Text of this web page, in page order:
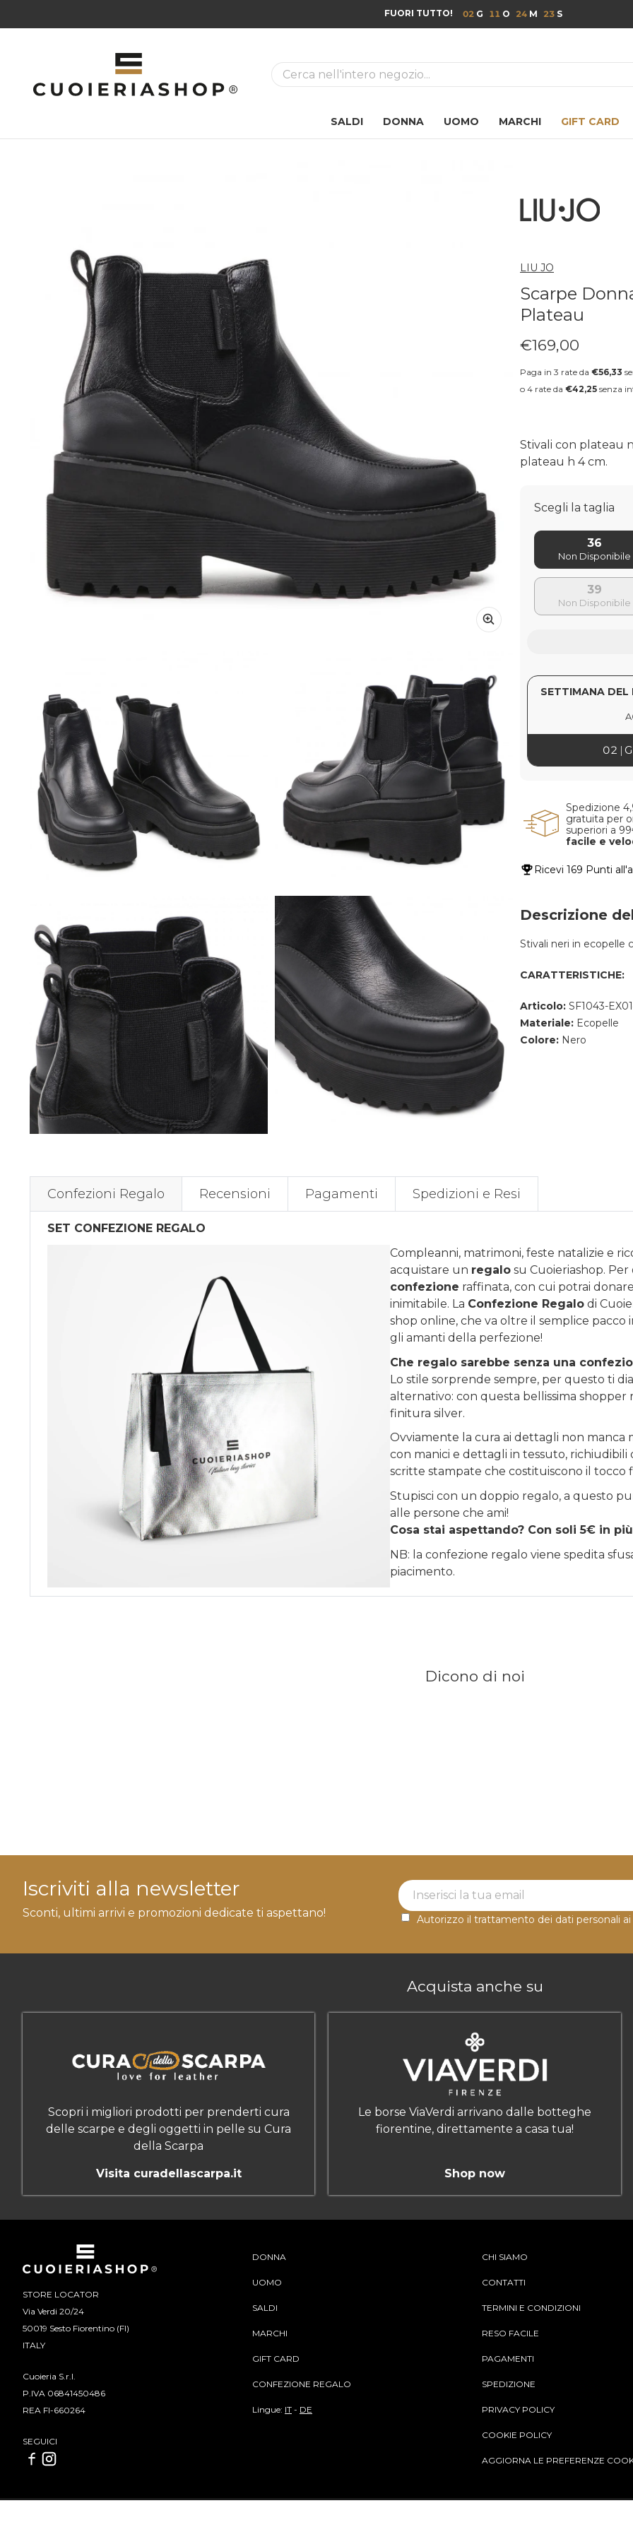
FUORI TUTTO! 02 11 24 22
La ricerca
SALDI DONNA UOMO MARCHI GIFT CARD
LIU JO
Scarpe
Plateau
Prezzo regolare
€169,00
Paga in 3 rate da €56,33
o 4 rate da €42,25 senza
Stivali con plateau
plateau h 4 cm.
Scegli la taglia
36
39
SETTIMANA
02
Spedizione
gratuita per
superiori a
facile e
Ricevi 169 Punti
Descrizione
Stivali neri in ecopelle
CARATTERISTICHE:
Articolo: SF1043-
Materiale: Ecopelle
Colore: Nero
Confezioni Regalo Recensioni Pagamenti Spedizioni e Resi
SET CONFEZIONE REGALO
Compleanni, matrimoni, feste natalizie e
acquistare un regalo su Cuoieriashop.
confezione raffinata, con cui potrai
inimitabile. La Confezione Regalo di
shop online, che va oltre il semplice
gli amanti della perfezione!
Che regalo sarebbe senza una
Lo stile sorprende sempre, per questo ti
alternativo: con questa bellissima
finitura silver.
Ovviamente la cura ai dettagli non manca
con manici e dettagli in tessuto,
scritte stampate che costituiscono il tocco
Stupisci con un doppio regalo, a questo
alle persone che ami!
Cosa stai aspettando? Con soli 5€ in
NB: la confezione regalo viene spedita
piacimento.
Dicono di noi
Iscriviti alla newsletter
Sconti, ultimi arrivi e promozioni dedicate ti aspettano!
Newsletter Label
Autorizzo il trattamento dei dati personali ai
Acquista anche su
Scopri i migliori prodotti per prenderti cura
delle scarpe e degli oggetti in pelle su Cura
della Scarpa
Visita curadellascarpa.it
Le borse ViaVerdi arrivano dalle botteghe
fiorentine, direttamente a casa tua!
Shop now
STORE LOCATOR
Via Verdi 20/24
50019 Sesto Fiorentino (FI)
ITALY
Cuoieria S.r.l.
P.IVA 06841450486
REA FI-660264
SEGUICI
DONNA
UOMO
SALDI
MARCHI
GIFT CARD
CONFEZIONE REGALO
Lingue: IT - DE
CHI SIAMO
CONTATTI
TERMINI E CONDIZIONI
RESO FACILE
PAGAMENTI
SPEDIZIONE
PRIVACY POLICY
COOKIE POLICY
AGGIORNA LE PREFERENZE